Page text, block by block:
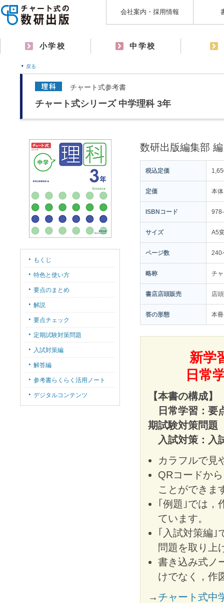
会社案内・採用情報
小学校 中学校
戻る
チャート式参考書
チャート式シリーズ 中学理科 3年
数研出版編集部 編
税込定価
定価 本
ISBNコード
サイズ A5
ページ数 240
略称 チ
書店店頭販売 店
答の形態 本
新学
日常
【本書の構成】
日常学習：要
期試験対策問題
入試対策：入
カラフルで見
QRコードか
ことができま
｢例題｣では，
ています。
｢入試対策編｣
問題を取り上
書き込み式ノ
けでなく，作
→ チャート式中
もくじ
特色と使い方
要点のまとめ
解説
要点チェック
定期試験対策問題
入試対策編
解答編
参考書らくらく活用ノート
デジタルコンテンツ